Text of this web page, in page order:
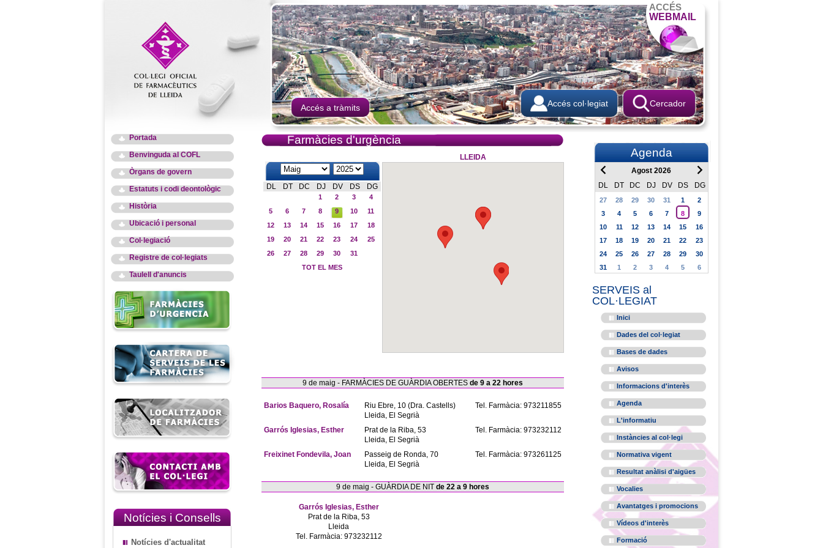
ACCÉS
WEBMAIL
Accés a tràmits Cercador
Accés col·legiat
Portada
Benvinguda al COFL
Òrgans de govern
Estatuts i codi deontològic
Història
Ubicació i personal
Col·legiació
Registre de col·legiats
Taulell d'anuncis
Notícies i Consells
Notícies d'actualitat
Farmàcies d'urgència
DL DT DC DJ DV DS DG
1 2 3
4
5
6 7 8 9 10
11
12
13 14 15 16 17
18
19
20 21 22 23 24
25
26
27 28 29 30
31
TOT EL MES
LLEIDA
9 de maig - FARMÀCIES DE GUÀRDIA OBERTES de 9 a 22 hores
Barios Baquero, Rosalía
Riu Ebre, 10 (Dra. Castells)
Lleida, El Segrià
Tel. Farmàcia: 973211855
Garrós Iglesias, Esther
Prat de la Riba, 53
Lleida, El Segrià
Tel. Farmàcia: 973232112
Freixinet Fondevila, Joan
Passeig de Ronda, 70
Lleida, El Segrià
Tel. Farmàcia: 973261125
9 de maig - GUÀRDIA DE NIT de 22 a 9 hores
Garrós Iglesias, Esther
Prat de la Riba, 53
Lleida
Tel. Farmàcia: 973232112
Agenda
Agost 2026
DL
DT DC DJ DV DS DG
27 28 29 30 31 1
2
3
4 5 6 7 8
9
10
11 12 13 14 15
16
17
18 19 20 21 22
23
24
25 26 27 28 29
30
31
1 2 3 4 5 6
SERVEIS al
COL·LEGIAT
Inici
Dades del col·legiat
Bases de dades
Avisos
Informacions d'interès
Agenda
L'informatiu
Instàncies al col·legi
Normativa vigent
Resultat anàlisi d'aigües
Vocalies
Avantatges i promocions
Vídeos d'interès
Formació